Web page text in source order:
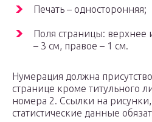
Печать – односторонняя;
Поля страницы: верхнее
– 3 см, правое – 1 см.
Нумерация должна
странице кроме титульного
номера 2. Ссылки на
статистические данные